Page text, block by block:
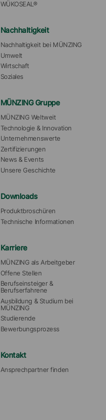
WÜKOSEAL®
Nachhaltigkeit
Nachhaltigkeit bei MÜNZING
Umwelt
Wirtschaft
Soziales
MÜNZING Gruppe
MÜNZING Weltweit
Technologie & Innovation
Unternehmenswerte
Zertifizierungen
News & Events
Unsere Geschichte
Downloads
Produktbroschüren
Technische Informationen
Karriere
MÜNZING als Arbeitgeber
Offene Stellen
Berufseinsteiger &
Berufserfahrene
Ausbildung & Studium bei
MÜNZING
Studierende
Bewerbungsprozess
Kontakt
Ansprechpartner finden